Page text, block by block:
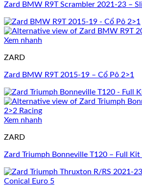
Zard BMW R9T Scrambler 2021-23 –
Xem nhanh
ZARD
Zard BMW R9T 2015-19 – Cổ Pô 2>1
Xem nhanh
ZARD
Zard Triumph Bonneville T120 – Full Kit